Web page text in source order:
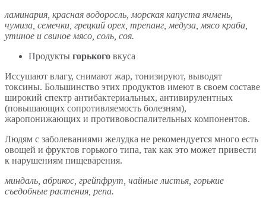
ламинария, красная водоросль, морская капуста ячмень,
чумиза, семечки, грецкий орех, трепанг, медуза, мясо краба,
утиное и свиное мясо, соль, соя.
Продукты горького вкуса
Иссушают влагу, снимают жар, тонизируют, выводят
токсины. Большинство этих продуктов имеют в своем составе
широкий спектр антибактериальных, антивирулентных
(повышающих сопротивляемость болезням),
жаропонижающих и противовоспалительных компонентов.
Людям с заболеваниями желудка не рекомендуется много есть
овощей и фруктов горького типа, так как это может привести
к нарушениям пищеварения.
миндаль, абрикос, грейпфрут, чайные листья, горькие
съедобные растения, репа.